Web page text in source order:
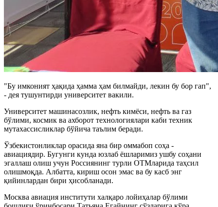
"Бу имконият ҳақида ҳамма ҳам билмайди, лекин бу бор гап",
- дея тушунтирди университет вакили.
Университет машинасозлик, нефть кимёси, нефть ва газ
бўлими, космик ва ахборот технологиялари каби техник
мутахассисликлар бўйича таълим беради.
Ўзбекистонликлар орасида яна бир оммабоп соҳа -
авиациядир. Бугунги кунда юзлаб ёшларимиз ушбу соҳани
эгаллаш олиш учун Россиянинг турли ОТМларида таҳсил
олишмоқда. Албатта, кириш осон эмас ва бу касб энг
қийинлардан бири ҳисобланади.
Москва авиация институти халқаро лойиҳалар бўлими